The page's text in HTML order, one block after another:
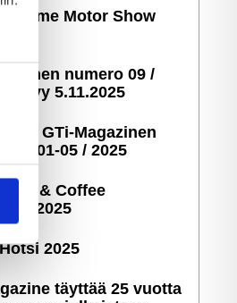
X-treme Motor Show
numero 09 /
5.11.2025
GTi-Magazinen
01-05 / 2025
& Coffee
2025
2025
täyttää 25 vuotta